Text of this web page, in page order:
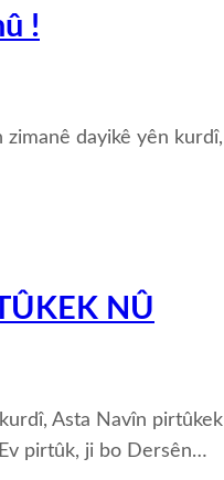
!
dayikê yên
NÛ
Asta Navîn
pirtûk, ji bo Dersên…